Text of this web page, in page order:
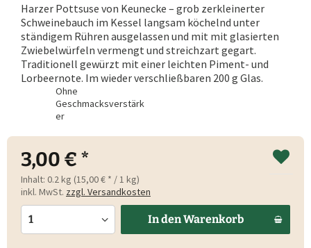
Harzer Pottsuse von Keunecke – grob zerkleinerter
Schweinebauch im Kessel langsam köchelnd unter
ständigem Rühren ausgelassen und mit mit glasierten
Zwiebelwürfeln vermengt und streichzart gegart.
Traditionell gewürzt mit einer leichten Piment- und
Lorbeernote. Im wieder verschließbaren 200 g Glas.
Ohne
Geschmacksverstärk
er
3,00 € *
Inhalt: 0.2 kg (15,00 € * / 1 kg)
inkl. MwSt. zzgl. Versandkosten
In denWarenkorb